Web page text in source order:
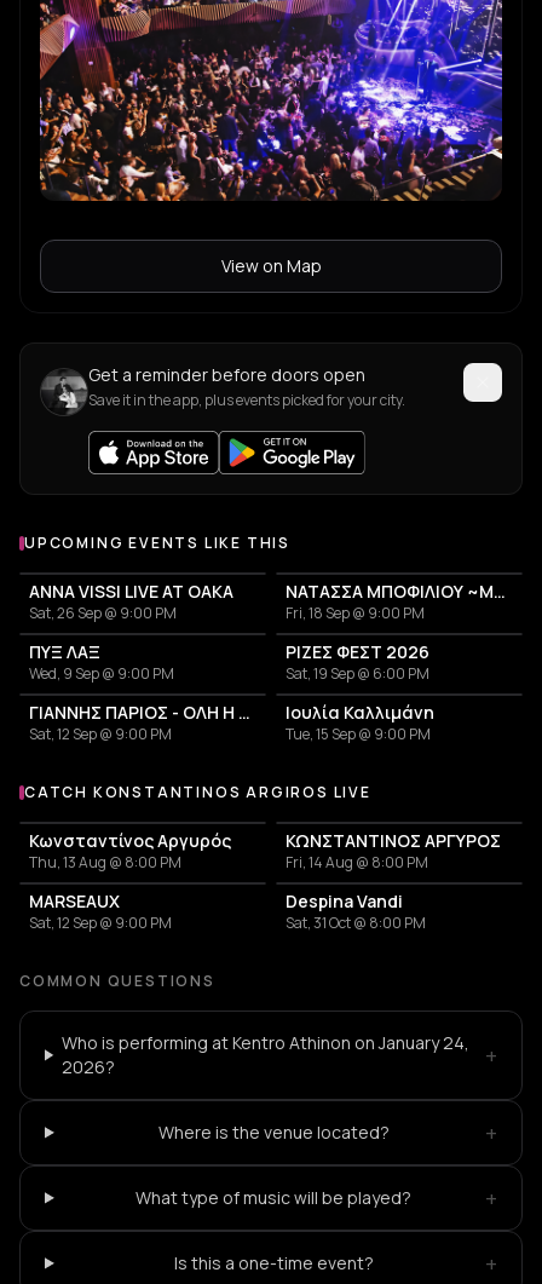
View on Map
Get a reminder before doors open
Save it in the app, plus events picked for your city.
UPCOMING EVENTS LIKE THIS
ANNA VISSI LIVE AT OAKA
Sat, 26 Sep @ 9:00 PM
ΝΑΤΑΣΣΑ ΜΠΟΦΙΛΙΟΥ ~ΜΕΤΡΗΜΑ~
Fri, 18 Sep @ 9:00 PM
ΠΥΞ ΛΑΞ
Wed, 9 Sep @ 9:00 PM
ΡΙΖΕΣ ΦΕΣΤ 2026
Sat, 19 Sep @ 6:00 PM
ΓΙΑΝΝΗΣ ΠΑΡΙΟΣ - ΟΛΗ Η ΖΩΗ ΜΟΥ
Sat, 12 Sep @ 9:00 PM
Ιουλία Καλλιμάνη
Tue, 15 Sep @ 9:00 PM
More events with Konstantinos Argiros
CATCH KONSTANTINOS ARGIROS LIVE
Κωνσταντίνος Αργυρός
Thu, 13 Aug @ 8:00 PM
ΚΩΝΣΤΑΝΤΙΝΟΣ ΑΡΓΥΡΟΣ
Fri, 14 Aug @ 8:00 PM
MARSEAUX
Sat, 12 Sep @ 9:00 PM
Despina Vandi
Sat, 31 Oct @ 8:00 PM
COMMON QUESTIONS
Who is performing at Kentro Athinon on January 24,
2026?
+
Where is the venue located? +
What type of music will be played? +
Is this a one-time event? +